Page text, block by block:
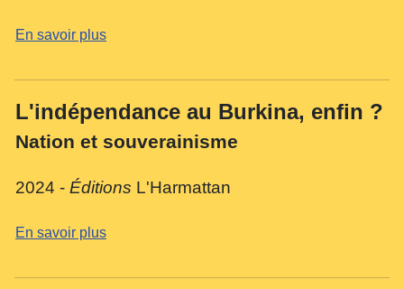
En savoir plus
L'indépendance au Burkina, enfin ?
Nation et souverainisme
2024 - Éditions L'Harmattan
En savoir plus